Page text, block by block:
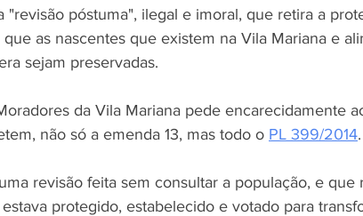
"revisão póstuma", ilegal e imoral, que retira a
que as nascentes que existem na Vila Mariana e
sejam preservadas.
da Vila Mariana pede encarecidamente
não só a emenda 13, mas todo o PL 399/2014.
revisão feita sem consultar a população, e que
protegido, estabelecido e votado para